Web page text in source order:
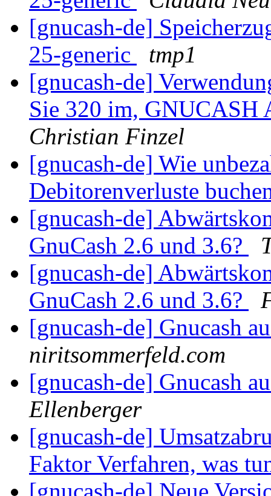
[gnucash-de]
25-generic
tmp1
[gnucash-de]
Sie 320 im, GNUCASH
Christian Finzel
[gnucash-de] Wie
Debitorenverluste
[gnucash-de]
GnuCash 2.6 und 3.6?
[gnucash-de]
GnuCash 2.6 und 3.6?
[gnucash-de] Gnucash
niritsommerfeld.com
[gnucash-de] Gnucash
Ellenberger
[gnucash-de]
Faktor Verfahren, was